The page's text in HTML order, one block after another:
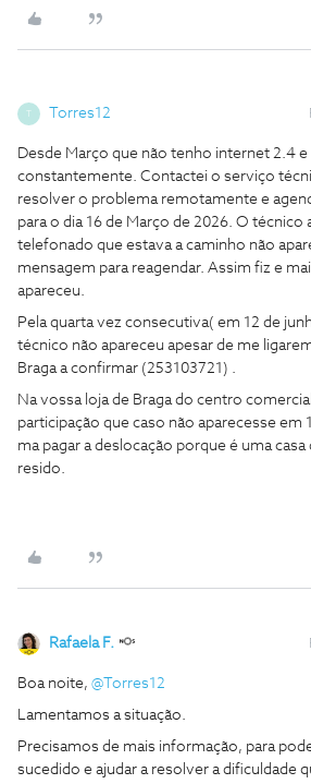
T Torres12
Desde Março que não tenho internet 2.4 e
constantemente. Contactei o serviço
resolver o problema remotamente e
para o dia 16 de Março de 2026. O técnico
telefonado que estava a caminho não
mensagem para reagendar. Assim fiz e
apareceu.
Pela quarta vez consecutiva( em 12 de
técnico não apareceu apesar de me
Braga a confirmar (253103721) .
Na vossa loja de Braga do centro
participação que caso não aparecesse em
ma pagar a deslocação porque é uma
resido.
Rafaela F.
Boa noite, ​ @Torres12
Lamentamos a situação.
Precisamos de mais informação, para
sucedido e ajudar a resolver a dificuldade